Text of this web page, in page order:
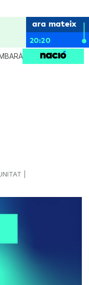
ara mateix
20:20
CRIANÇA